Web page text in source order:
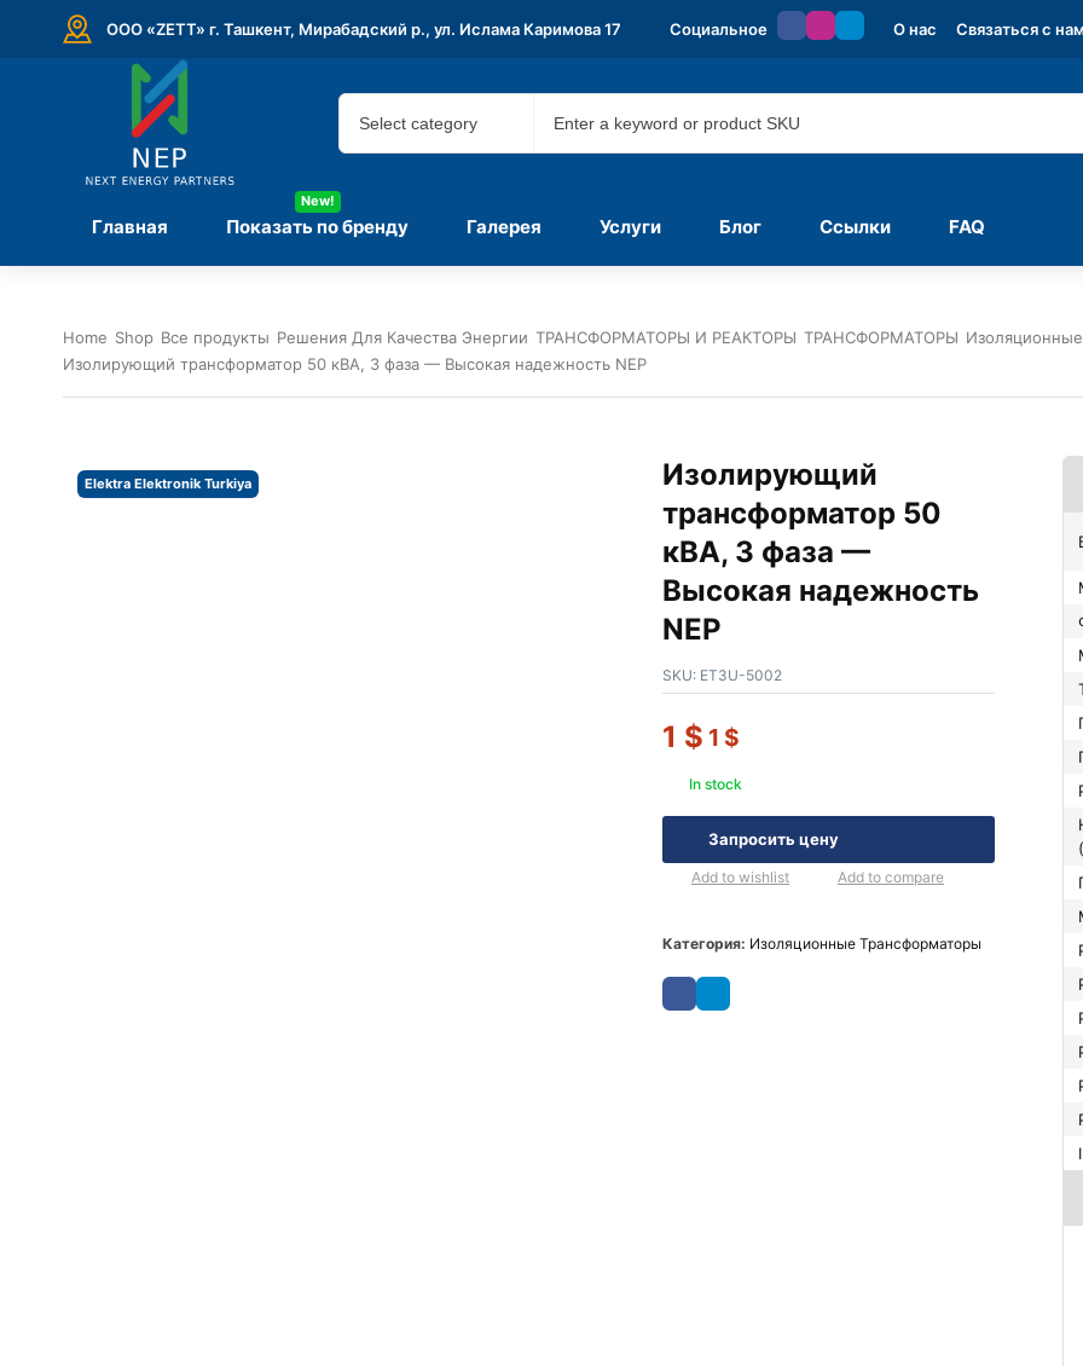
ООО «ZETT» г. Ташкент, Мирабадский р., ул. Ислама Каримова 17 Социальное О нас Связаться с
Главная Показать по бренду
New!
Галерея Услуги Блог Ссылки FAQ
Home Shop Все продукты Решения Для Качества Энергии ТРАНСФОРМАТОРЫ И РЕАКТОРЫ ТРАНСФОРМАТОРЫ
Изолирующий трансформатор 50 кВА, 3 фаза — Высокая надежность NEP
Elektra Elektronik Turkiya
Изолирующий
трансформатор 50
кВА, 3 фаза —
Высокая надежность
NEP
SKU: ET3U-5002
1 $ 1 $
In stock
Запросить цену
Add to wishlist Add to compare
Категория: Изоляционные Трансформаторы